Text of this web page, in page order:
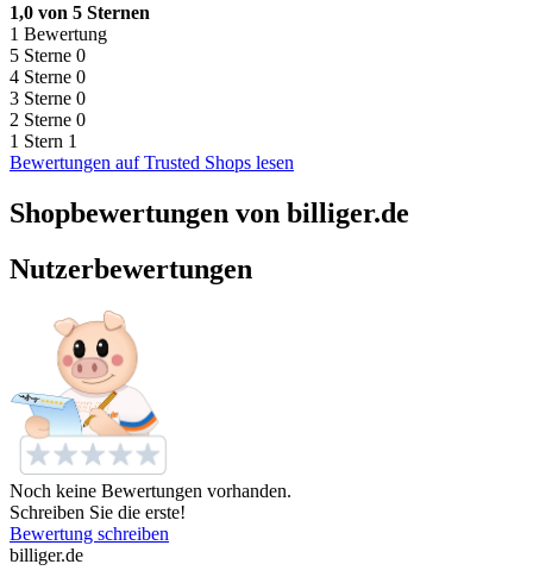
1,0 von 5 Sternen
1 Bewertung
5 Sterne 0
4 Sterne 0
3 Sterne 0
2 Sterne 0
1 Stern 1
Bewertungen auf Trusted Shops lesen
Shopbewertungen von billiger.de
Nutzerbewertungen
Noch keine Bewertungen vorhanden.
Schreiben Sie die erste!
Bewertung schreiben
billiger.de